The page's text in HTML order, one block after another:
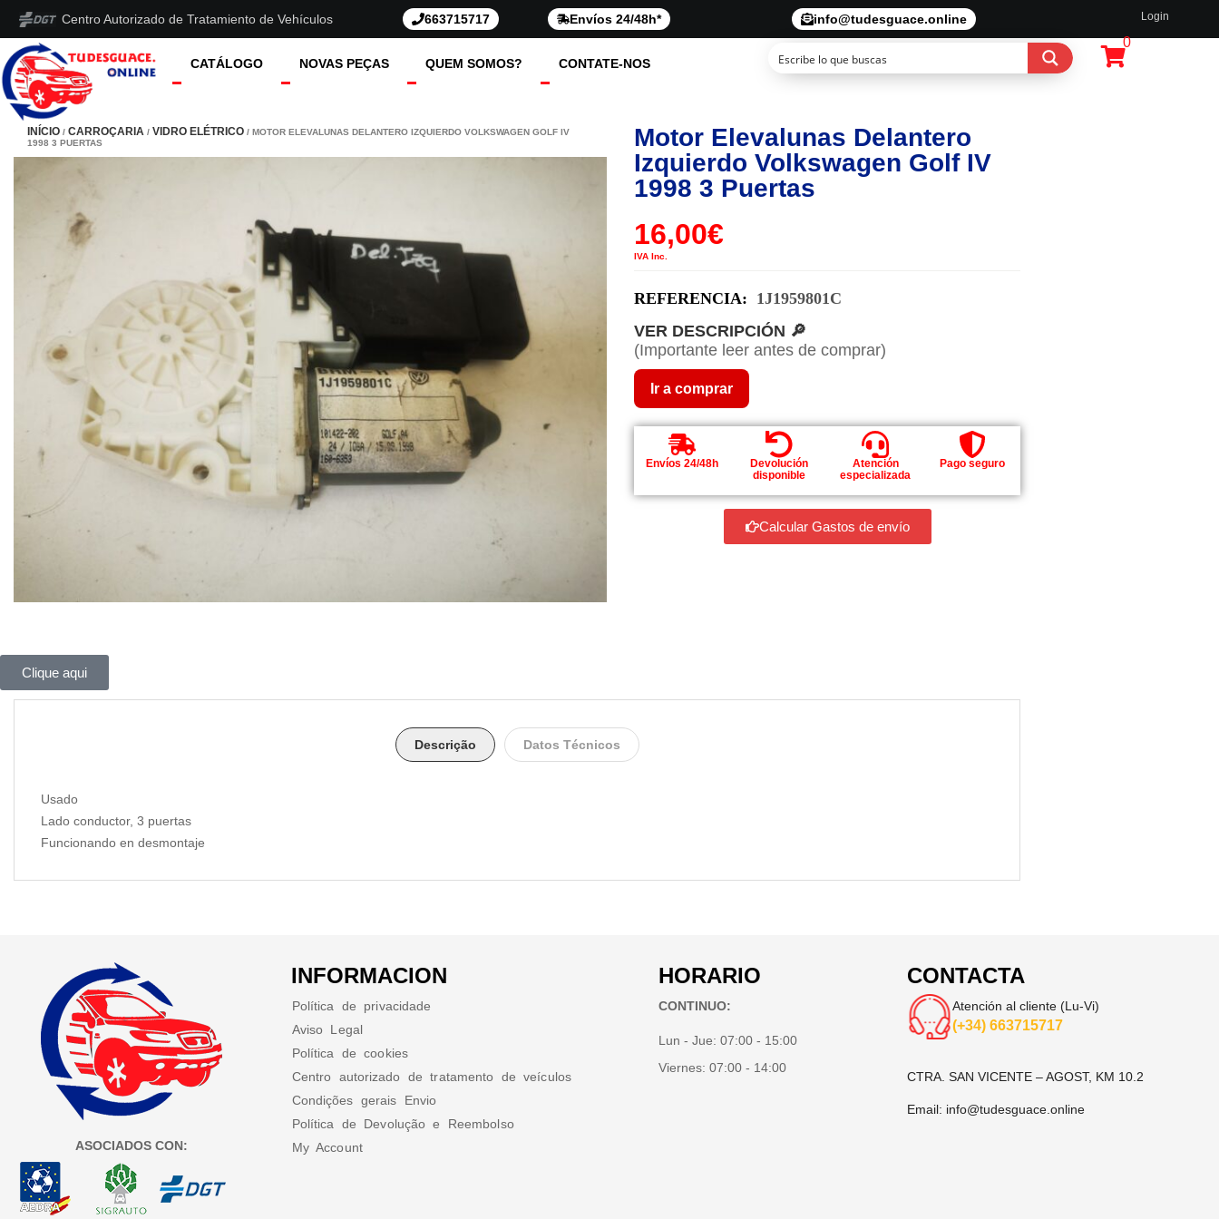
Centro Autorizado de Tratamiento de Vehículos 663715717 Envíos 24/48h* info@tudesguace.online Login
CATÁLOGO NOVAS PEÇAS QUEM SOMOS? CONTATE-NOS
0
INÍCIO / CARROÇARIA / VIDRO ELÉTRICO / MOTOR ELEVALUNAS DELANTERO IZQUIERDO VOLKSWAGEN GOLF IV
1998 3 PUERTAS
Motor Elevalunas Delantero
Izquierdo Volkswagen Golf IV
1998 3 Puertas
16,00€
IVA Inc.
REFERENCIA: 1J1959801C
VER DESCRIPCIÓN 🔎
(Importante leer antes de comprar)
Ir a comprar
Envíos 24/48h
Devolución
disponible
Atención
especializada
Pago seguro
Calcular Gastos de envío
Clique aqui
Descrição Datos Técnicos
Usado
Lado conductor, 3 puertas
Funcionando en desmontaje
ASOCIADOS CON:
INFORMACION
Política de privacidade
Aviso Legal
Política de cookies
Centro autorizado de tratamento de veículos
Condições gerais Envio
Política de Devolução e Reembolso
My Account
HORARIO
CONTINUO:
Lun - Jue:07:00 - 15:00
Viernes:07:00 - 14:00
CONTACTA
Atención al cliente (Lu-Vi)
(+34) 663715717
CTRA. SAN VICENTE – AGOST, KM 10.2
Email: info@tudesguace.online